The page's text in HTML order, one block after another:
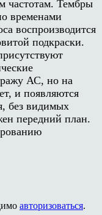
частотам. Тембры
временами
воспроизводится
подкраски.
АС, но на
и появляются
без видимых
передний план.
авторизоваться.